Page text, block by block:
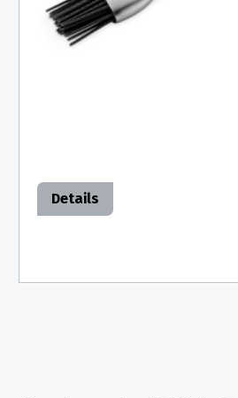
Details